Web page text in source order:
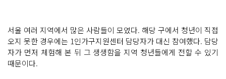
참
여
자
들 낯
설
어
서울 여러 지역에서 많은 사람들이 모였다. 해당 구에서 청년이 직접
오지 못한 경우에는 1인가구지원센터 담당자가 대신 참여했다. 담당
자가 먼저 체험해 본 뒤 그 생생함을 지역 청년들에게 전할 수 있기
때문이다.